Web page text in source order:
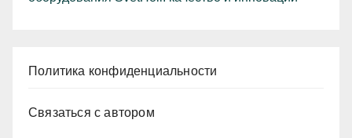
Политика конфиденциальности
Связаться с автором